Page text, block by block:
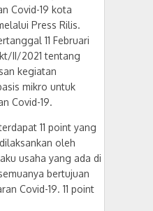
Covid-19 kota
Press Rilis.
11 Februari
II/2021 tentang
kegiatan
mikro untuk
Covid-19.
11 point yang
oleh
usaha yang ada di
bertujuan
Covid-19. 11 point